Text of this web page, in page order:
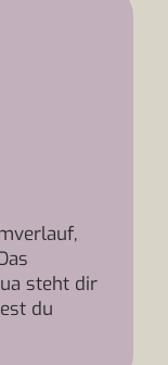
steht dir
du